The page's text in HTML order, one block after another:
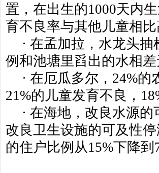
置，在出生的1000天内
育不良率与其他儿童相比
· 在孟加拉，水龙头
例和池塘里舀出的水相差
· 在厄瓜多尔，24%
21%的儿童发育不良，
· 在海地，改良水源
改良卫生设施的可及性
的住户比例从15%下降到